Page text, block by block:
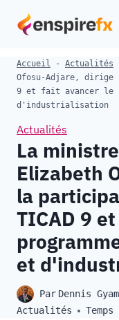
Accueil - Actualités
Ofosu-Adjare, dirige
9 et fait avancer le
d'industrialisation
Actualités
La
Elizabeth
la
TICAD 9
et
Par Dennis
Actualités